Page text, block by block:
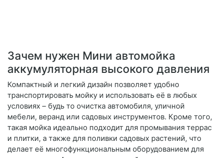
Зачем нужен Мини автомойка
аккумуляторная высокого давления
Компактный и легкий дизайн позволяет удобно
транспортировать мойку и использовать её в любых
условиях – будь то очистка автомобиля, уличной
мебели, веранд или садовых инструментов. Кроме того,
такая мойка идеально подходит для промывания террас
и плитки, а также для поливки садовых растений, что
делает её многофункциональным оборудованием для